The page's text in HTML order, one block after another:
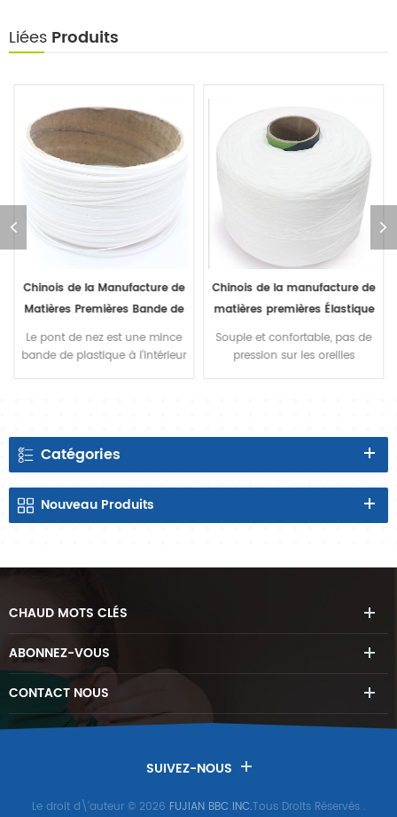
Liées Produits
Chinois de la Manufacture de
Matières Premières Bande de
Nez l Jetables de Protection-
Masque ou Masque des
Le pont de nez est une mince
bande de plastique à l'intérieur
Chinois de la manufacture de
matières premières Élastique
boucle d'oreille jetables de
protection du visage masque
Souple et confortable, pas de
pression sur les oreilles
Catégories
Nouveau Produits
CHAUD MOTS CLÉS
ABONNEZ-VOUS
CONTACT NOUS
SUIVEZ-NOUS
Le droit d\'auteur © 2026 FUJIAN BBC INC.Tous Droits Réservés .